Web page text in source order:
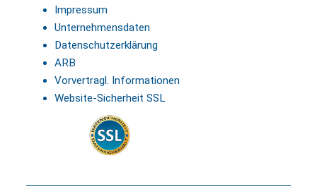
Impressum
Unternehmensdaten
Datenschutzerklärung
ARB
Vorvertragl. Informationen
Website-Sicherheit SSL